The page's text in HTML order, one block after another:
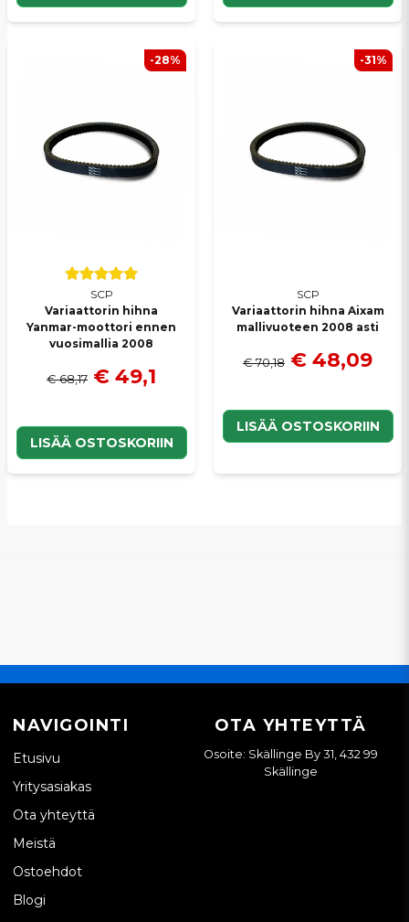
SCP
Variaattorin hihna
Yanmar-moottori ennen
vuosimallia 2008
€ 68,17 € 49,1
LISÄÄ OSTOSKORIIN
-28%
SCP
Variaattorin hihna Aixam
mallivuoteen 2008 asti
€ 70,18 € 48,09
LISÄÄ OSTOSKORIIN
-31%
NAVIGOINTI
Etusivu
Yritysasiakas
Ota yhteyttä
Meistä
Ostoehdot
Blogi
OTA YHTEYTTÄ
Osoite: Skällinge By 31, 432 99
Skällinge